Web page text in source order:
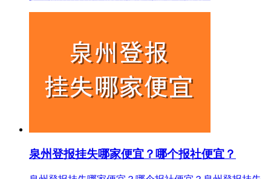
泉州登报挂失哪家便宜？哪个报社便宜？